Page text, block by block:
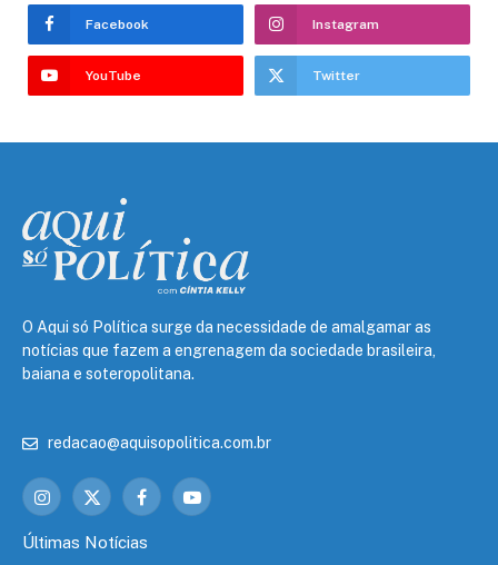
Facebook Instagram
YouTube Twitter
O Aqui só Política surge da necessidade de amalgamar as
notícias que fazem a engrenagem da sociedade brasileira,
baiana e soteropolitana.
redacao@aquisopolitica.com.br
Instagram
X
FacebookYouTube
Últimas Notícias